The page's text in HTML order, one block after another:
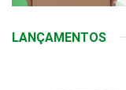
LANÇAMENTOS